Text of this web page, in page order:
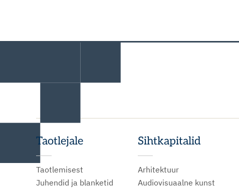
Taotlejale
Taotlemisest
Juhendid ja blanketid
Sihtkapitalid
Arhitektuur
Audiovisuaalne kunst